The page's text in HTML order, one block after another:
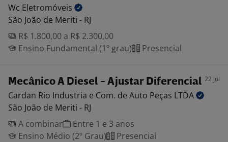
Wc Eletromóveis
São João de Meriti - RJ
R$ 1.800,00 a R$ 2.300,00
Ensino Fundamental (1º grau)
Presencial
Mecânico A Diesel - Ajustar Diferencial 22 jul
Cardan Rio Industria e Com. de Auto Peças LTDA
São João de Meriti - RJ
A combinar
Entre 1 e 3 anos
Ensino Médio (2º Grau)
Presencial